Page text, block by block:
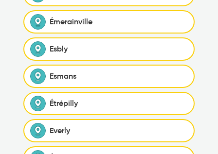
Émerainville
Esbly
Esmans
Étrépilly
Everly